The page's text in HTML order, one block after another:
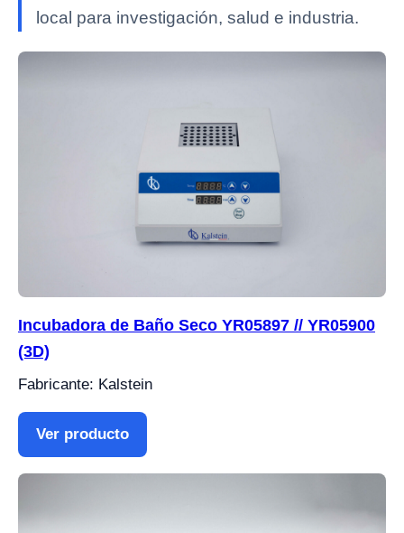
local para investigación, salud e industria.
Incubadora de Baño Seco YR05897 // YR05900
(3D)
Fabricante: Kalstein
Ver producto